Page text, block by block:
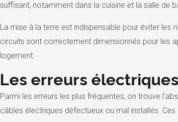
suffisant, notamment dans la cuisine et la salle de
La mise à la terre est indispensable pour éviter les
circuits sont correctement dimensionnés pour les
logement.
Les erreurs
Parmi les erreurs les plus fréquentes, on trouve
câbles électriques défectueux ou mal installés.